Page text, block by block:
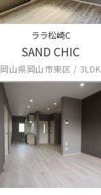
ララ松崎C
SAND CHIC
岡山県岡山市東区 / 3LDK